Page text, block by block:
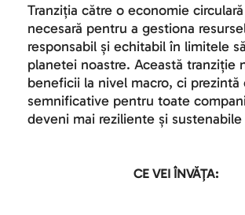
Tranziția către o economie
necesară pentru a gestiona
responsabil și echitabil în limitele
planetei noastre. Această tranziție
beneficii la nivel macro, ci
semnificative pentru toate
deveni mai reziliente și sustenabile
CE VEI ÎNVĂȚA: